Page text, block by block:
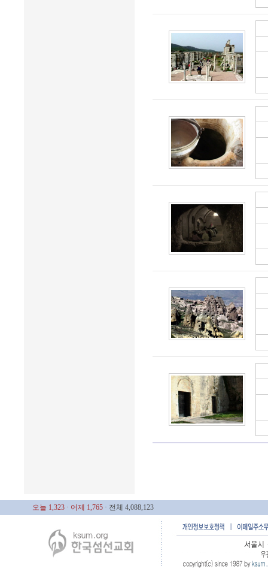
오늘 1,323 · 어제 1,765 · 전체 4,088,123